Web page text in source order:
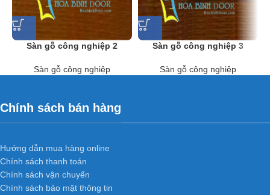
Sàn gỗ công nghiệp 2
Sàn gỗ công nghiệp
Sàn gỗ công nghiệp 3
Sàn gỗ công nghiệp
Chính sách bán hàng
Hướng dẫn mua hàng online
Chính sách thanh toán
Chính sách vận chuyển
Chính sách bảo mật thông tin